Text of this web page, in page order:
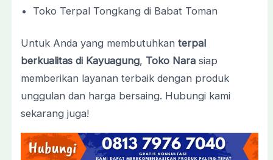
Toko Terpal Tongkang di Babat Toman
Untuk Anda yang membutuhkan terpal
berkualitas di Kayuagung, Toko Narasiap
memberikan layanan terbaik dengan produk
unggulan dan harga bersaing. Hubungi kami
sekarang juga!